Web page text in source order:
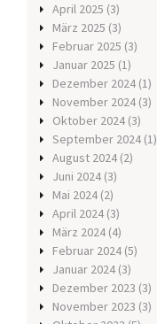
April 2025 (3)
März 2025 (3)
Februar 2025 (3)
Januar 2025 (1)
Dezember 2024 (1)
November 2024 (3)
Oktober 2024 (3)
September 2024 (1)
August 2024 (2)
Juni 2024 (3)
Mai 2024 (2)
April 2024 (3)
März 2024 (4)
Februar 2024 (5)
Januar 2024 (3)
Dezember 2023 (3)
November 2023 (3)